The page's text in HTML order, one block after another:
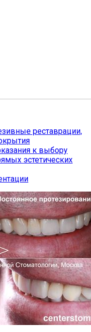
реставрации,
к выбору
эстетических